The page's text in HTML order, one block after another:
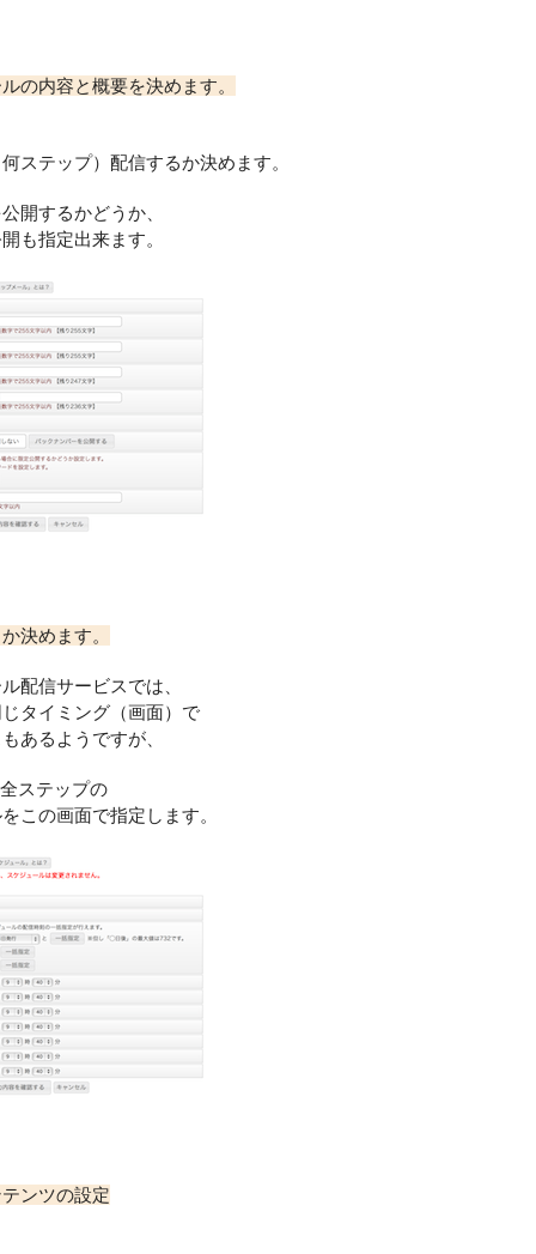
の内容と概要を決めます。
ステップ）配信するか決めます。
開するかどうか、
も指定出来ます。
決めます。
配信サービスでは、
タイミング（画面）で
あるようですが、
ステップの
この画面で指定します。
ンツの設定